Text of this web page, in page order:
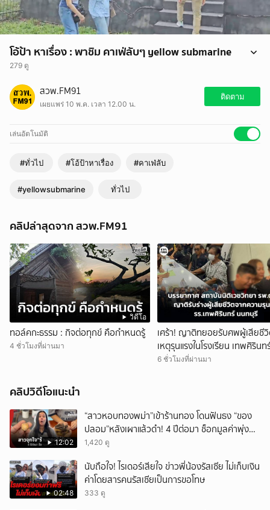
โอ้ป้า หาเรื่อง : พาชิม คาเฟ่ลับๆ yellow submarine
279 ดู
โอ้ป้า หาเรื่อง : พาชิม คาเฟ่ลับๆ yellow submarine
สวพ.FM91
เผยแพร่ 10 พ.ค. เวลา 12.00 น.
ติดตาม
เล่นอัตโนมัติ
#ทั่วไป #โอ้ป้าหาเรื่อง #คาเฟ่ลับ
#yellowsubmarine ทั่วไป
คลิปล่าสุดจาก สวพ.FM91
วิดีโอ
ทอล์คกะธรรม : กิจต่อทุกข์ คือกำหนดรู้
4 ชั่วโมงที่ผ่านมา
เศร้า! ญาติทยอยรับศพผู้เสียชี
เหตุรุนแรงในโรงเรียน เทพศิรินท
นนทบุรี
6 ชั่วโมงที่ผ่านมา
คลิปวิดีโอแนะนำ
12:02
“สาวหอบทองพม่า”เข้าร้านทอง โดนฟันธง “ของ
ปลอม”หลังเผาแล้วดำ! 4 ปีต่อมา ช็อกมูลค่าพุ่ง
มหาศาล!
1,420 ดู
02:48
นับถือใจ! ไรเดอร์เสียใจ ข่าวพี่น้องรัสเซีย ไม่เก็บเงิน
ค่าโดยสารคนรัสเซียเป็นการขอโทษ
333 ดู